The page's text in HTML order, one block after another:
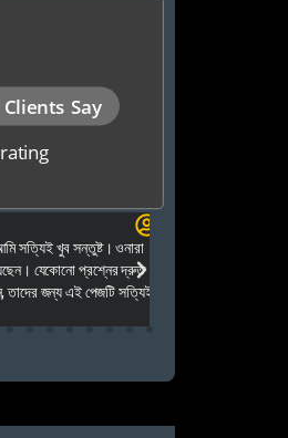
Say
খুব সন্তুষ্ট। ওনারা
যেকোনো প্রশ্নের দ্রুত
তাদের জন্য এই পেজটি সত্যিই